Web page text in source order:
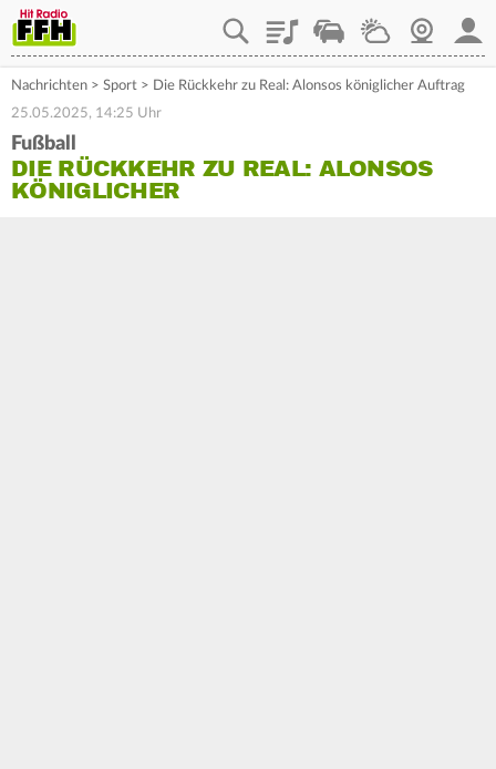
PlaylistStaupilotWetterWebcam
Nachrichten > Sport > Die Rückkehr zu Real: Alonsos königlicher Auftrag
25.05.2025, 14:25 Uhr
Fußball
DIE RÜCKKEHR ZU REAL: ALONSOS
KÖNIGLICHER